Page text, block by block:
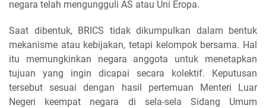
negara telah mengungguli AS atau Uni Eropa.
Saat dibentuk, BRICS tidak dikumpulkan dalam bentuk
mekanisme atau kebijakan, tetapi kelompok bersama. Hal
itu memungkinkan negara anggota untuk menetapkan
tujuan yang ingin dicapai secara kolektif. Keputusan
tersebut sesuai dengan hasil pertemuan Menteri Luar
Negeri keempat negara di sela-sela Sidang Umum